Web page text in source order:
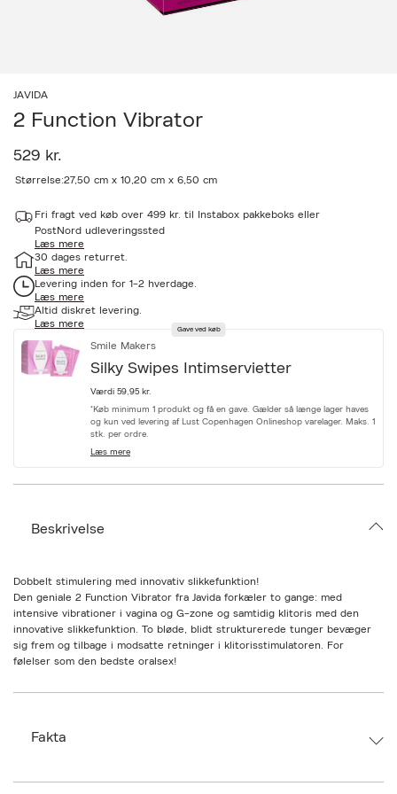
JAVIDA
2 Function Vibrator
529 kr.
a
c
e
s
i
b
i
l
i
c
t
o
n
Størrelse:27,50 cm x 10,20 cm x 6,50 cm
Fri fragt ved køb over 499 kr. til Instabox pakkeboks eller
PostNord udleveringssted
Læs mere
30 dages returret.
Læs mere
Levering inden for 1-2 hverdage.
Læs mere
Altid diskret levering.
Læs mere
Gave ved køb
Smile Makers
Silky Swipes Intimservietter
Værdi 59,95 kr.
*Køb minimum 1 produkt og få en gave. Gælder så længe lager haves
og kun ved levering af Lust Copenhagen Onlineshop varelager. Maks. 1
stk. per ordre.
Læs mere
Beskrivelse
Dobbelt stimulering med innovativ slikkefunktion!
Den geniale 2 Function Vibrator fra Javida forkæler to gange: med
intensive vibrationer i vagina og G-zone og samtidig klitoris med den
innovative slikkefunktion. To bløde, blidt strukturerede tunger bevæger
sig frem og tilbage i modsatte retninger i klitorisstimulatoren. For
følelser som den bedste oralsex!
I alt 5 kraftige motorer sikrer pålidelig og kraftfuld dobbelt stimulation. 10
De to funktioner kan nemt styres direkte på legetøjet med et tryk på en
Fakta